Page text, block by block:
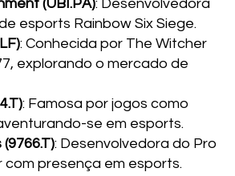
(UBI.PA): Desenvolvedora
esports Rainbow Six Siege.
: Conhecida por The Witcher
explorando o mercado de
: Famosa por jogos como
se em esports.
: Desenvolvedora do Pro
com presença em esports.